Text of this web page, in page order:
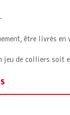
être livrés
de colliers soit